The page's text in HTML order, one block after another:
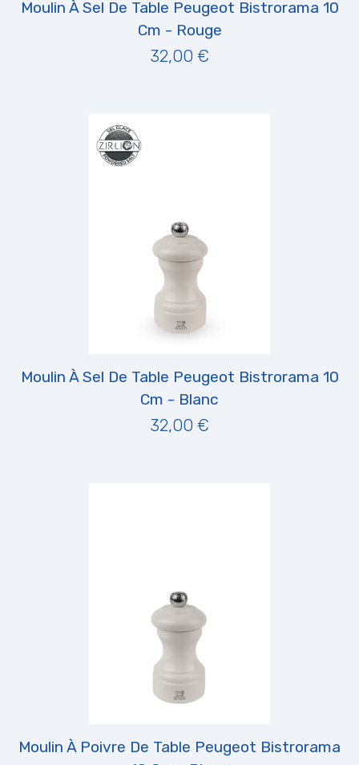
Moulin À Sel De Table Peugeot Bistrorama 10
Cm - Rouge
32,00 €
Moulin À Sel De Table Peugeot Bistrorama 10
Cm - Blanc
32,00 €
Moulin À Poivre De Table Peugeot Bistrorama